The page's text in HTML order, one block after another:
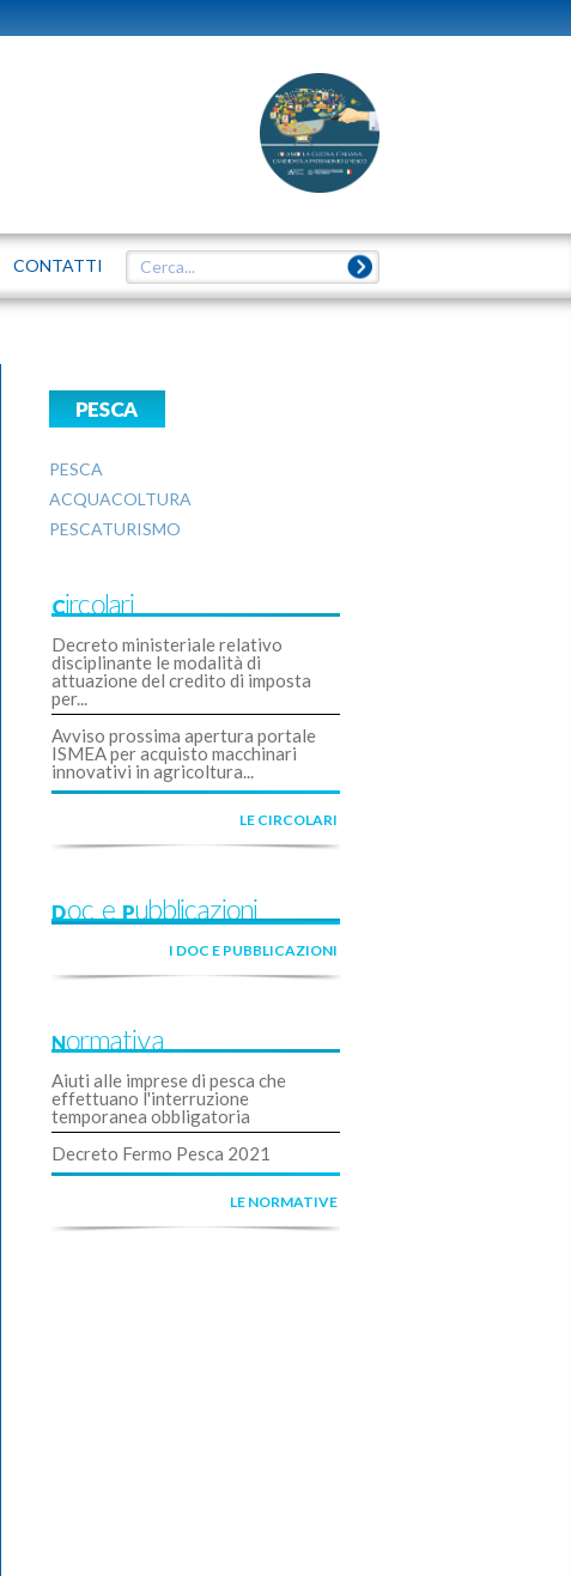
CONTATTI
PESCA
PESCA
ACQUACOLTURA
PESCATURISMO
Circolari
Decreto ministeriale relativo
disciplinante le modalità di
attuazione del credito di imposta
per...
Avviso prossima apertura portale
ISMEA per acquisto macchinari
innovativi in agricoltura...
LE CIRCOLARI
Doc e Pubblicazioni
I DOC E PUBBLICAZIONI
Normativa
Aiuti alle imprese di pesca che
effettuano l'interruzione
temporanea obbligatoria
Decreto Fermo Pesca 2021
LE NORMATIVE